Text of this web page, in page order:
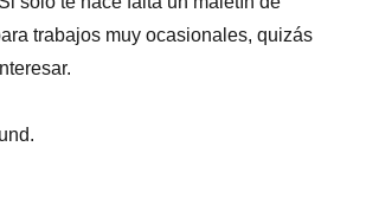
trabajos muy ocasionales, quizás